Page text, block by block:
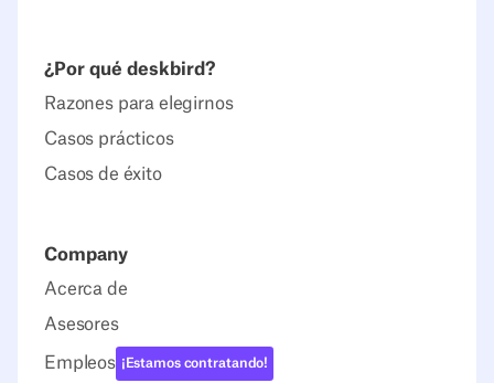
¿Por qué deskbird?
Razones para elegirnos
Casos prácticos
Casos de éxito
Company
Acerca de
Asesores
Empleos ¡Estamos contratando!